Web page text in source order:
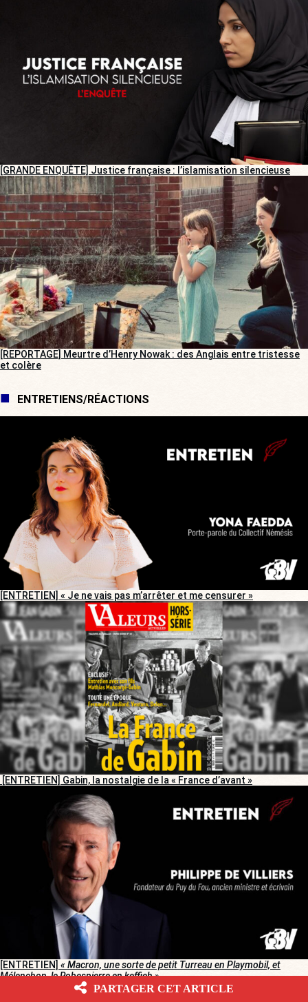
[GRANDE ENQUÊTE] Justice française : l’islamisation silencieuse
[REPORTAGE] Meurtre d’Henry Nowak : des Anglais entre tristesse
et colère
ENTRETIENS/RÉACTIONS
[ENTRETIEN] « Je ne vais pas m’arrêter et me censurer »
[ENTRETIEN] Gabin, la nostalgie de la « France d’avant »
[ENTRETIEN] « Macron, une sorte de petit Turreau en Playmobil, et
Mélenchon, le Robespierre en keffieh »
PARTAGER CET ARTICLE